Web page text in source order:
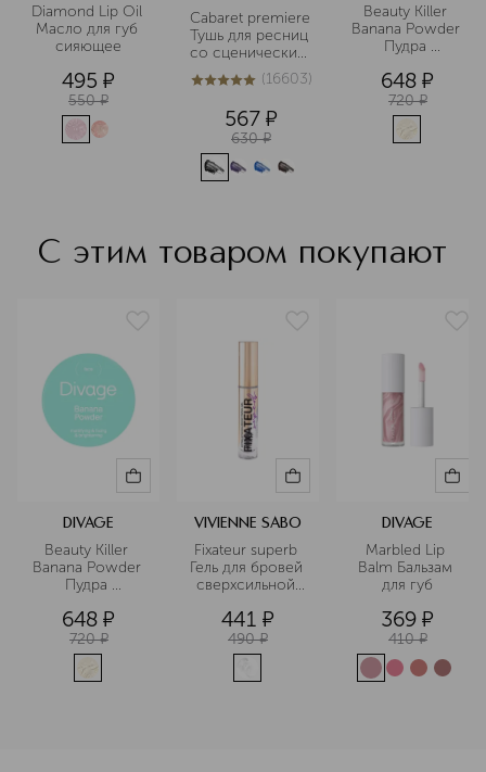
Diamond Lip Oil
Масло для губ
сияющее
495 ¤
550 ¤
Cabaret premiere
Тушь для ресниц
со сценическим
эффектом
5из 516603 (16603)
567 ¤
630 ¤
Beauty Killer
Banana Powder
Пудра
для лица
648 ¤
720 ¤
С этим товаром покупают
DIVAGE
Beauty Killer
Banana Powder
Пудра
для лица
648 ¤
720 ¤
VIVIENNE SABO
Fixateur superb
Гель для бровей
сверхсильной
441 ¤
490 ¤
DIVAGE
Marbled Lip
Balm Бальзам
для губ
369 ¤
410 ¤